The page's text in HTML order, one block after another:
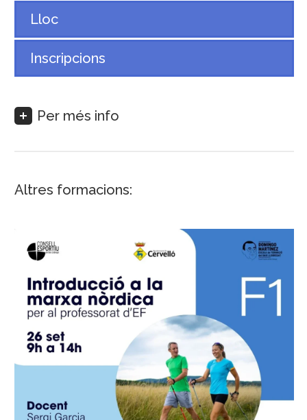
Lloc
Inscripcions
Per més info
Altres formacions:
13 juliol, 2026
Introducció a la marxa nòrdica per a
professorat d’educació física